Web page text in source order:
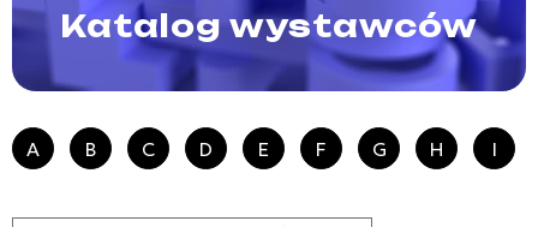
Katalog wystawców
A B C D E F G H I